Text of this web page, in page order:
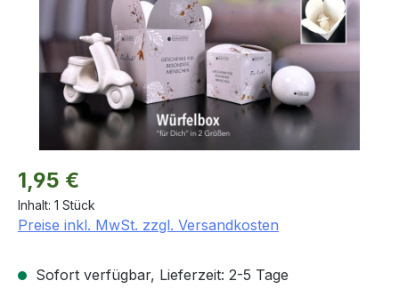
Regulärer Preis:
1,95 €
Inhalt: 1 Stück
Preise inkl. MwSt. zzgl. Versandkosten
Sofort verfügbar, Lieferzeit: 2-5 Tage